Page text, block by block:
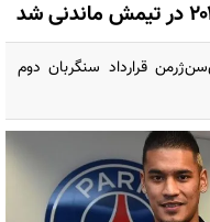
قرارداد سنگربان دوم